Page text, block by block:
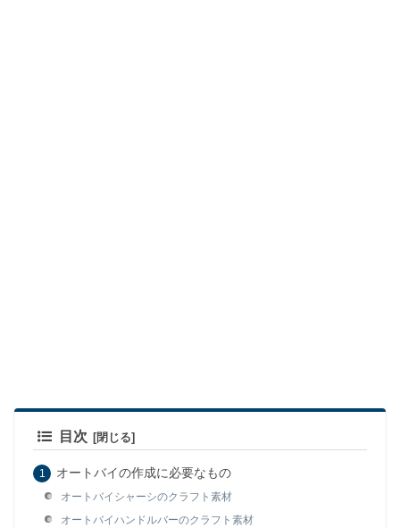
目次
オートバイの作成に必要なもの
オートバイシャーシのクラフト素材
オートバイハンドルバーのクラフト素材